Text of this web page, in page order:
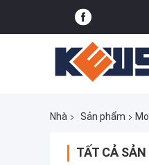
Nhà Sản phẩm
TẤT CẢ